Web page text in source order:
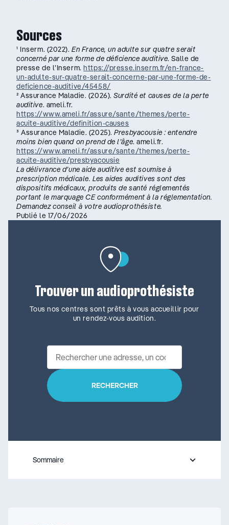
Sources
¹ Inserm. (2022).En France, un adulte sur quatre serait
concerné par une forme de déficience auditive. Salle de
presse de l’Inserm.https://presse.inserm.fr/en-france-
un-adulte-sur-quatre-serait-concerne-par-une-forme-de-
deficience-auditive/45458/
² Assurance Maladie. (2026).Surdité et causes de la perte
auditive. ameli.fr.
https://www.ameli.fr/assure/sante/themes/perte-
acuite-auditive/definition-causes
³ Assurance Maladie. (2025).Presbyacousie : entendre
moins bien quand on prend de l’âge. ameli.fr.
https://www.ameli.fr/assure/sante/themes/perte-
acuite-auditive/presbyacousie
La délivrance d’une aide auditive est soumise à
prescription médicale. Les aides auditives sont des
dispositifs médicaux, produits de santé réglementés
portant le marquage CE conformément à la réglementation.
Demandez conseil à votre audioprothésiste.
Publié le 17/06/2026
Trouver un audioprothésiste
Tous nos centres sont prêts à vous accueillir pour
un rendez-vous audition.
Sommaire